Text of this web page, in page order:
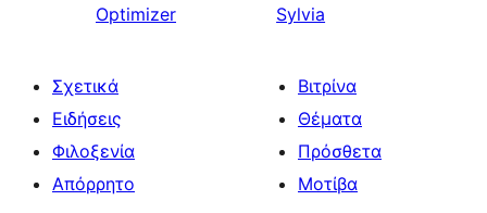
Optimizer
Sylvia
Σχετικά
Ειδήσεις
Φιλοξενία
Απόρρητο
Βιτρίνα
Θέματα
Πρόσθετα
Μοτίβα